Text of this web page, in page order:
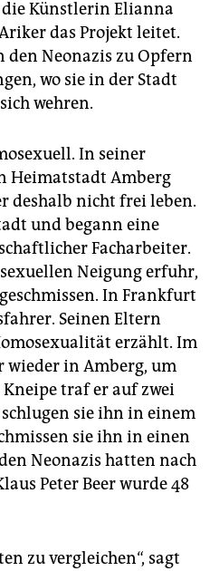
die Künstlerin Elianna
das Projekt leitet.
den Neonazis zu Opfern
wo sie in der Stadt
wehren.
In seiner
Heimatstadt Amberg
deshalb nicht frei leben.
und begann eine
Facharbeiter.
Neigung erfuhr,
In Frankfurt
Seinen Eltern
erzählt. Im
wieder in Amberg, um
Kneipe traf er auf zwei
sie ihn in einem
sie ihn in einen
Neonazis hatten nach
Peter Beer wurde 48
zu vergleichen“, sagt